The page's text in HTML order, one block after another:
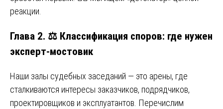
реакции.
Глава 2. ⚖️ Классификация споров: где нужен
эксперт-мостовик
Наши залы судебных заседаний — это арены, где
сталкиваются интересы заказчиков, подрядчиков,
проектировщиков и эксплуатантов. Перечислим